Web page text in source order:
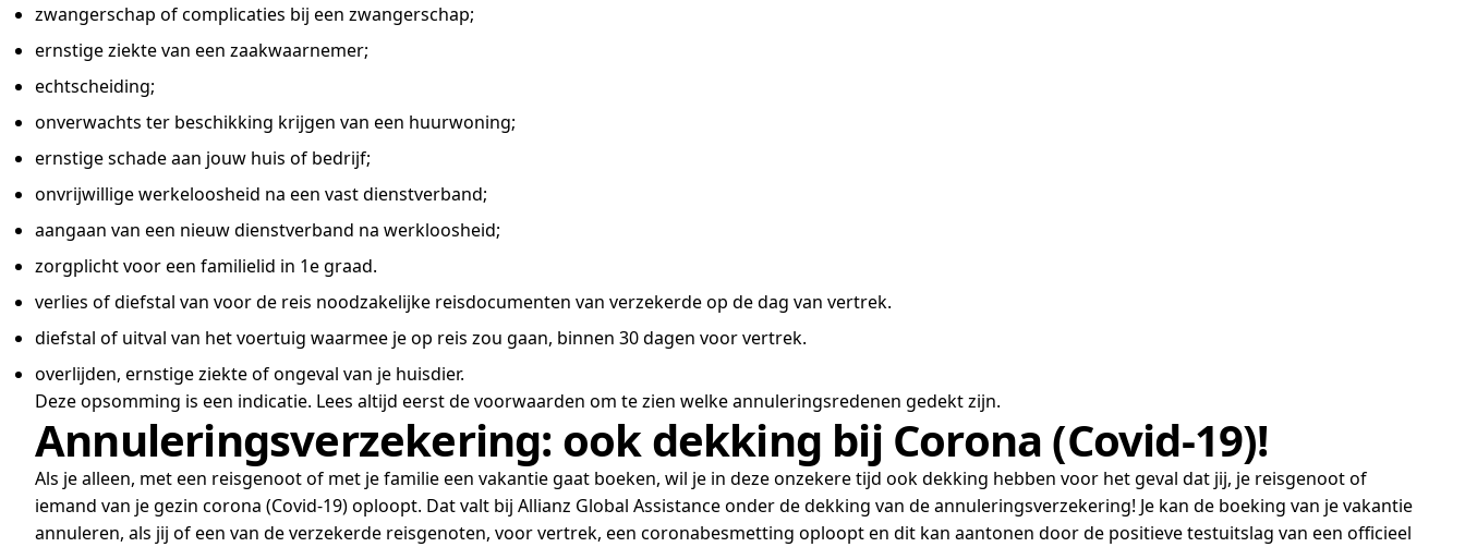
zwangerschap of complicaties bij een zwangerschap;
ernstige ziekte van een zaakwaarnemer;
echtscheiding;
onverwachts ter beschikking krijgen van een huurwoning;
ernstige schade aan jouw huis of bedrijf;
onvrijwillige werkeloosheid na een vast dienstverband;
aangaan van een nieuw dienstverband na werkloosheid;
zorgplicht voor een familielid in 1e graad.
verlies of diefstal van voor de reis noodzakelijke reisdocumenten van verzekerde op de dag van vertrek.
diefstal of uitval van het voertuig waarmee je op reis zou gaan, binnen 30 dagen voor vertrek.
overlijden, ernstige ziekte of ongeval van je huisdier.
Deze opsomming is een indicatie. Lees altijd eerst de voorwaarden om te zien welke annuleringsredenen gedekt zijn.
Annuleringsverzekering: ook dekking bij Corona (Covid-19)!
Als je alleen, met een reisgenoot of met je familie een vakantie gaat boeken, wil je in deze onzekere tijd ook dekking hebben voor het geval dat jij, je reisgenoot of
iemand van je gezin corona (Covid-19) oploopt. Dat valt bij Allianz Global Assistance onder de dekking van de annuleringsverzekering! Je kan de boeking van je vakantie
annuleren, als jij of een van de verzekerde reisgenoten, voor vertrek, een coronabesmetting oploopt en dit kan aantonen door de positieve testuitslag van een officieel